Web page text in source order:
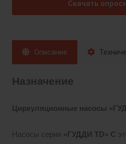
Скачать
Описание
Назначение
Циркуляционные насосы
Насосы серии «ГУДДИ TD» C